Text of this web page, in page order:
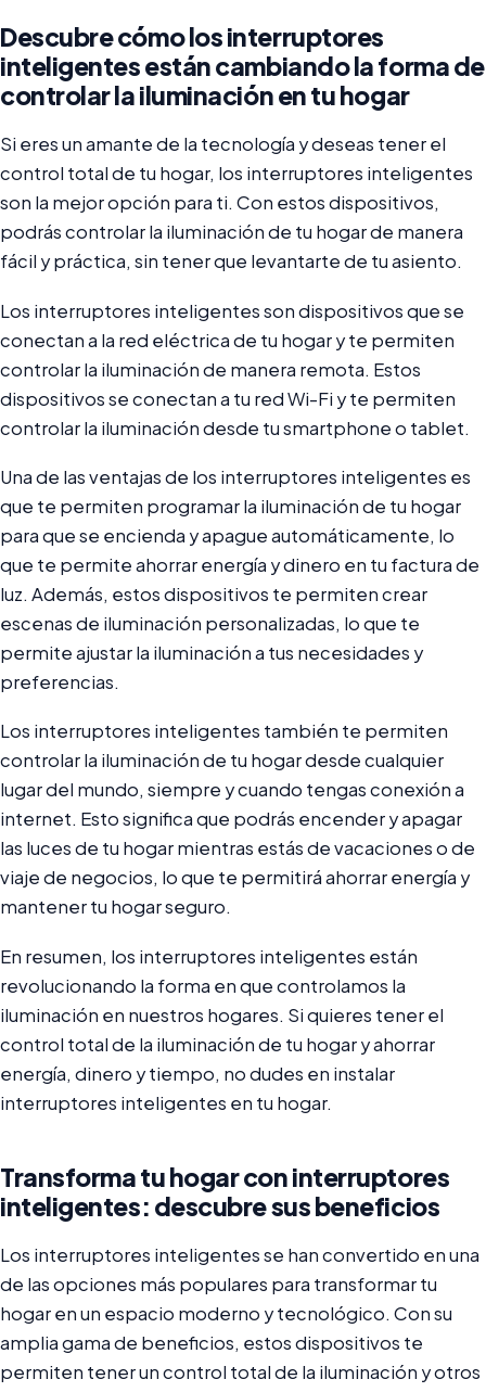
Descubre cómo los interruptores
inteligentes están cambiando la forma de
controlar la iluminación en tu hogar
Si eres un amante de la tecnología y deseas tener el
control total de tu hogar, los interruptores inteligentes
son la mejor opción para ti. Con estos dispositivos,
podrás controlar la iluminación de tu hogar de manera
fácil y práctica, sin tener que levantarte de tu asiento.
Los interruptores inteligentes son dispositivos que se
conectan a la red eléctrica de tu hogar y te permiten
controlar la iluminación de manera remota. Estos
dispositivos se conectan a tu red Wi-Fi y te permiten
controlar la iluminación desde tu smartphone o tablet.
Una de las ventajas de los interruptores inteligentes es
que te permiten programar la iluminación de tu hogar
para que se encienda y apague automáticamente, lo
que te permite ahorrar energía y dinero en tu factura de
luz. Además, estos dispositivos te permiten crear
escenas de iluminación personalizadas, lo que te
permite ajustar la iluminación a tus necesidades y
preferencias.
Los interruptores inteligentes también te permiten
controlar la iluminación de tu hogar desde cualquier
lugar del mundo, siempre y cuando tengas conexión a
internet. Esto significa que podrás encender y apagar
las luces de tu hogar mientras estás de vacaciones o de
viaje de negocios, lo que te permitirá ahorrar energía y
mantener tu hogar seguro.
En resumen, los interruptores inteligentes están
revolucionando la forma en que controlamos la
iluminación en nuestros hogares. Si quieres tener el
control total de la iluminación de tu hogar y ahorrar
energía, dinero y tiempo, no dudes en instalar
interruptores inteligentes en tu hogar.
Transforma tu hogar con interruptores
inteligentes: descubre sus beneficios
Los interruptores inteligentes se han convertido en una
de las opciones más populares para transformar tu
hogar en un espacio moderno y tecnológico. Con su
amplia gama de beneficios, estos dispositivos te
permiten tener un control total de la iluminación y otros